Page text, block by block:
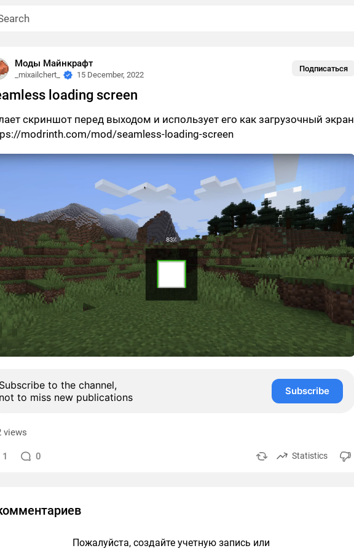
Моды Майнкрафт
_mixailchert_ 15 December, 2022
Подписаться
loading screen
скриншот перед выходом и использует его как загрузочный экран
modrinth.com/mod/seamless-loading-screen
Subscribe to the channel,
not to miss new publications
Subscribe
views
1 0 Statistics
Пожалуйста, создайте учетную запись или